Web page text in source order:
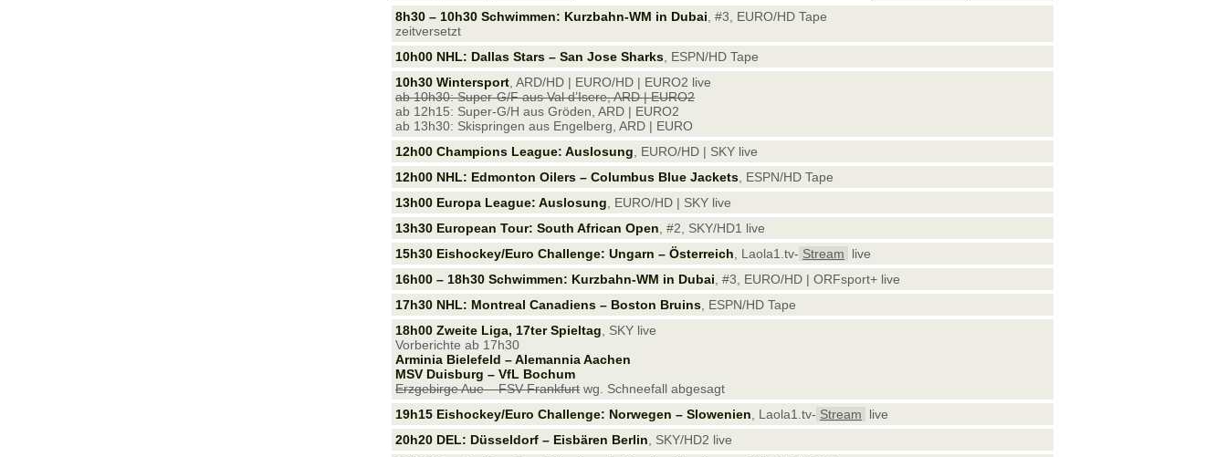
8h30 – 10h30 Schwimmen: Kurzbahn-WM in Dubai , #3, EURO/HD Tape
zeitversetzt
10h00 NHL: Dallas Stars – San Jose Sharks , ESPN/HD Tape
10h30 Wintersport , ARD/HD | EURO/HD | EURO2 live
ab 10h30: Super-G/F aus Val d’Isere, ARD | EURO2
ab 12h15: Super-G/H aus Gröden, ARD | EURO2
ab 13h30: Skispringen aus Engelberg, ARD | EURO
12h00 Champions League: Auslosung , EURO/HD | SKY live
12h00 NHL: Edmonton Oilers – Columbus Blue Jackets , ESPN/HD Tape
13h00 Europa League: Auslosung , EURO/HD | SKY live
13h30 European Tour: South African Open , #2, SKY/HD1 live
15h30 Eishockey/Euro Challenge: Ungarn – Österreich , Laola1.tv- Stream
live
16h00 – 18h30 Schwimmen: Kurzbahn-WM in Dubai , #3, EURO/HD | ORFsport+ live
17h30 NHL: Montreal Canadiens – Boston Bruins , ESPN/HD Tape
18h00 Zweite Liga, 17ter Spieltag , SKY live
Vorberichte ab 17h30
Arminia Bielefeld – Alemannia Aachen
MSV Duisburg – VfL Bochum
Erzgebirge Aue – FSV Frankfurt wg. Schneefall abgesagt
19h15 Eishockey/Euro Challenge: Norwegen – Slowenien , Laola1.tv- Stream
live
20h20 DEL: Düsseldorf – Eisbären Berlin , SKY/HD2 live